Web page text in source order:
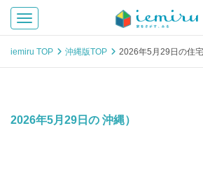
Toggle navigation
iemiru TOP 沖縄版TOP 2026年5月29日の住
2026年5月29日の 沖縄）